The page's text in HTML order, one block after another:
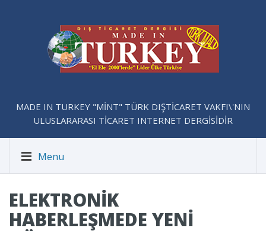
MADE IN TURKEY "MİNT" TÜRK DIŞTİCARET VAKFI\'NIN
ULUSLARARASI TİCARET INTERNET DERGİSİDİR
Menu
ELEKTRONIK
HABERLEŞMEDE YENI